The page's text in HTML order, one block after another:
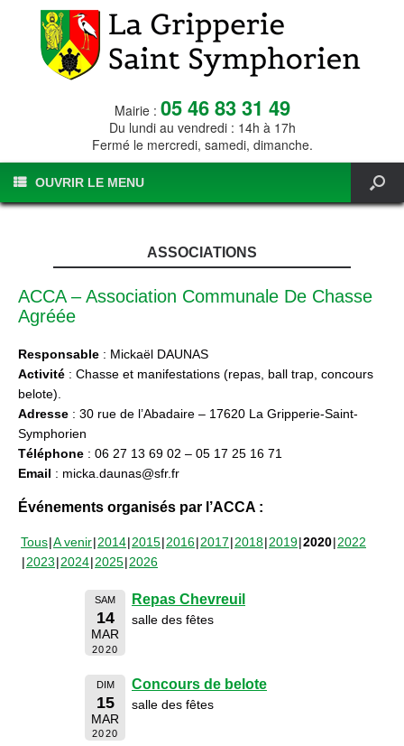
Mairie : 05 46 83 31 49
Du lundi au vendredi : 14h à 17h
Fermé le mercredi, samedi, dimanche.
OUVRIR LE MENU
ASSOCIATIONS
ACCA – Association Communale De Chasse
Agréée
Responsable : Mickaël DAUNAS
Activité : Chasse et manifestations (repas, ball trap, concours
belote).
Adresse : 30 rue de l’Abadaire – 17620 La Gripperie-Saint-
Symphorien
Téléphone : 06 27 13 69 02 – 05 17 25 16 71
Email : micka.daunas@sfr.fr
Événements organisés par l’ACCA :
Tous A venir 2014 2015 2016 2017 2018 2019 2020 2022
2023 2024 2025 2026
SAM
14
MAR
2020
Repas Chevreuil
salle des fêtes
DIM
15
MAR
2020
Concours de belote
salle des fêtes